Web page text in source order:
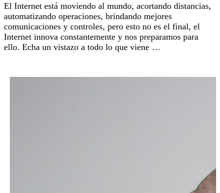
El Internet está moviendo al mundo, acortando distancias,
automatizando operaciones, brindando mejores
comunicaciones y controles, pero esto no es el final, el
Internet innova constantemente y nos preparamos para
ello. Echa un vistazo a todo lo que viene …